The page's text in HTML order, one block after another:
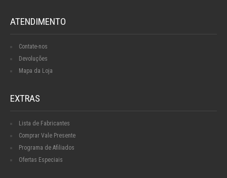
ATENDIMENTO
Contate-nos
Devoluções
Mapa da Loja
EXTRAS
Lista de Fabricantes
Comprar Vale Presente
Programa de Afiliados
Ofertas Especiais